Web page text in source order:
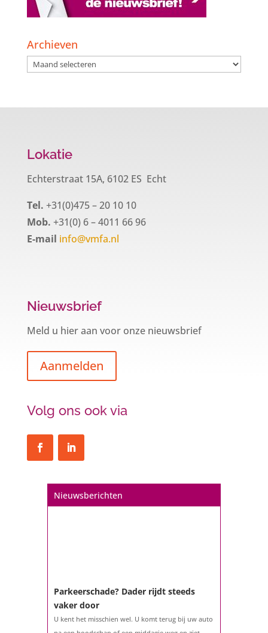
Archieven
Archieven
Lokatie
Echterstraat 15A, 6102 ES Echt
Tel. +31(0)475 – 20 10 10
Mob. +31(0) 6 – 4011 66 96
E-mail info@vmfa.nl
Nieuwsbrief
Meld u hier aan voor onze nieuwsbrief
Aanmelden
Volg ons ook via
Nieuwsberichten
Parkeerschade? Dader rijdt steeds
vaker door
U kent het misschien wel. U komt terug bij uw auto